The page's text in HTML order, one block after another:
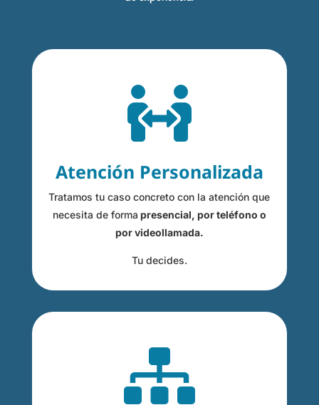

Atención Personalizada
Tratamos tu caso concreto con la atención que
necesita de forma presencial, por teléfono o
por videollamada.
Tu decides.
